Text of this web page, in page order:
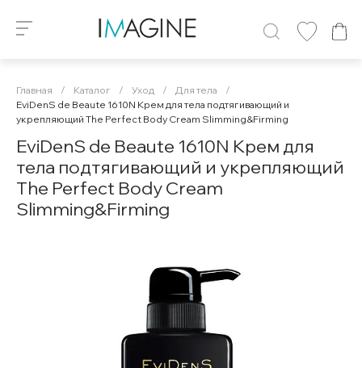
Главная / Каталог / Уход / Для тела
/
EviDenS de Beaute 1610N Крем для тела подтягивающий и
укрепляющий The Perfect Body Cream Slimming&Firming
EviDenS de Beaute 1610N Крем для
тела подтягивающий и укрепляющий
The Perfect Body Cream
Slimming&Firming